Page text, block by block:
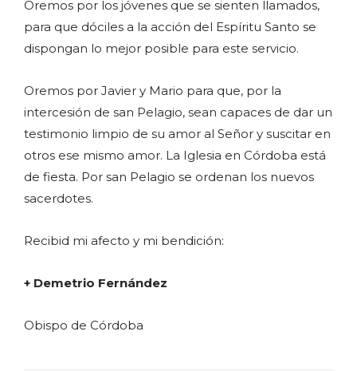
Oremos por los jóvenes que se sienten llamados,
para que dóciles a la acción del Espíritu Santo se
dispongan lo mejor posible para este servicio.
Oremos por Javier y Mario para que, por la
intercesión de san Pelagio, sean capaces de dar un
testimonio limpio de su amor al Señor y suscitar en
otros ese mismo amor. La Iglesia en Córdoba está
de fiesta. Por san Pelagio se ordenan los nuevos
sacerdotes.
Recibid mi afecto y mi bendición:
+ Demetrio Fernández
Obispo de Córdoba